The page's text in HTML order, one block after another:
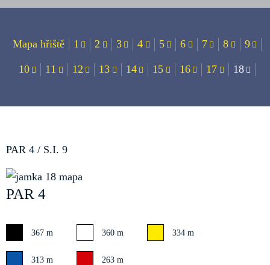
Mapa hřiště 1 2 3 4 5 6 7 8 9
10 11 12 13 14 15 16 17 18
PAR 4 / S.I. 9
PAR 4
367 m 360 m 334 m
313 m 263 m